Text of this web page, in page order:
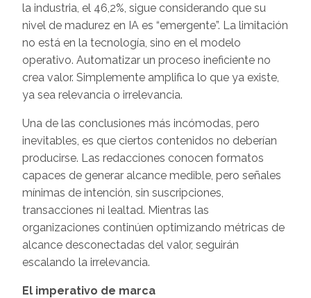
la industria, el 46,2%, sigue considerando que su
nivel de madurez en IA es “emergente”. La limitación
no está en la tecnología, sino en el modelo
operativo. Automatizar un proceso ineficiente no
crea valor. Simplemente amplifica lo que ya existe,
ya sea relevancia o irrelevancia.
Una de las conclusiones más incómodas, pero
inevitables, es que ciertos contenidos no deberían
producirse. Las redacciones conocen formatos
capaces de generar alcance medible, pero señales
mínimas de intención, sin suscripciones,
transacciones ni lealtad. Mientras las
organizaciones continúen optimizando métricas de
alcance desconectadas del valor, seguirán
escalando la irrelevancia.
El imperativo de marca